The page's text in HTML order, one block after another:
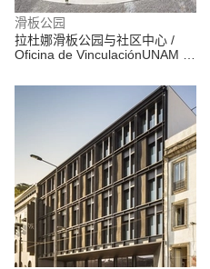
滑板公园
拉杜娜滑板公园与社区中心 /
Oficina de VinculaciónUNAM +
Elías Group